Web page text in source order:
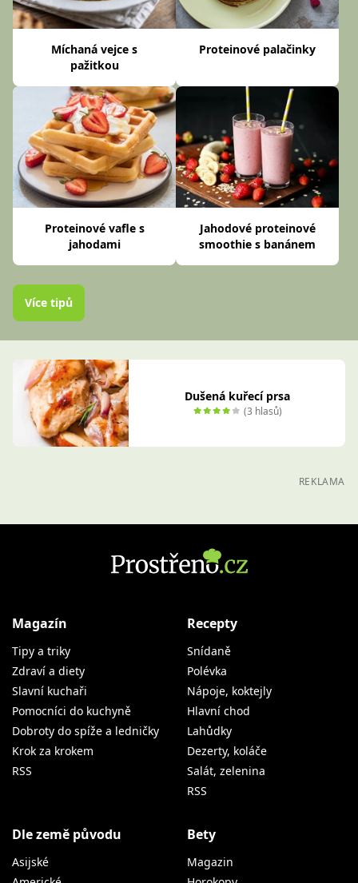
Míchaná vejce s
pažitkou
Proteinové palačinky
Proteinové vafle s
jahodami
Jahodové proteinové
smoothie s banánem
Více tipů
Dušená kuřecí prsa
(3 hlasů)
REKLAMA
Magazín
Tipy a triky
Zdraví a diety
Slavní kuchaři
Pomocníci do kuchyně
Dobroty do spíže a ledničky
Krok za krokem
RSS
Recepty
Snídaně
Polévka
Nápoje, koktejly
Hlavní chod
Lahůdky
Dezerty, koláče
Salát, zelenina
RSS
Dle země původu
Asijské
Bety
Magazin